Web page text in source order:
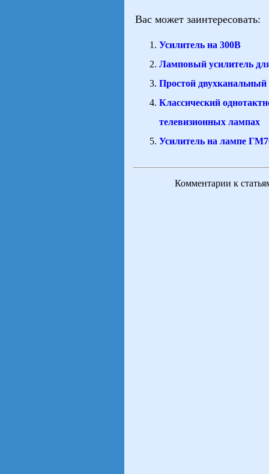
Вас может заинтересовать:
Усилитель на 300В
Ламповый усилитель
Простой
Классический
телевизионных лампах
Усилитель на лампе
Комментарии к